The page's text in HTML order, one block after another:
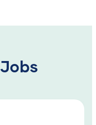
Jobs